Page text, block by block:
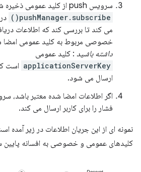
سرویس push از کلید عمومی ذخیره شده ای که از
pushManager.subscribe()
می کند تا بررسی کند که اطلاعات
خصوصی مربوط به کلید عمومی
داشته باشید : کلید عمومی
applicationServerKey است
ارسال می شود.
اگر اطلاعات امضا شده معتبر باشد،
فشار را برای کاربر ارسال می کند.
نمونه ای از این جریان اطلاعات در زیر آمده
کلیدهای عمومی و خصوصی به افسانه